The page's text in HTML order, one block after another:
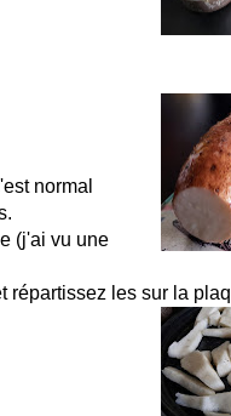
normal
(j'ai vu une
répartissez les sur la